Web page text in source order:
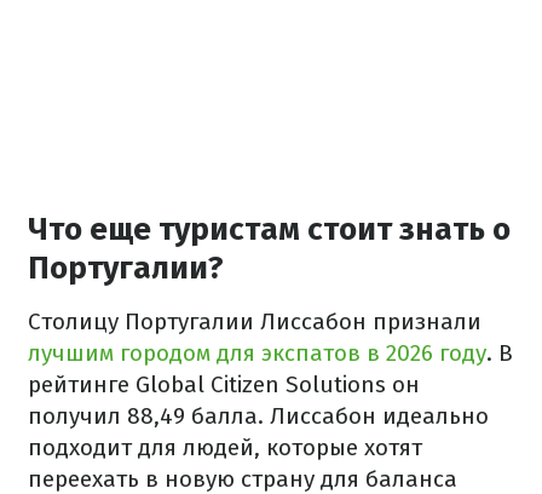
Что еще туристам стоит знать о
Португалии?
Столицу Португалии Лиссабон признали
лучшим городом для экспатов в 2026 году. В
рейтинге Global Citizen Solutions он
получил 88,49 балла. Лиссабон идеально
подходит для людей, которые хотят
переехать в новую страну для баланса